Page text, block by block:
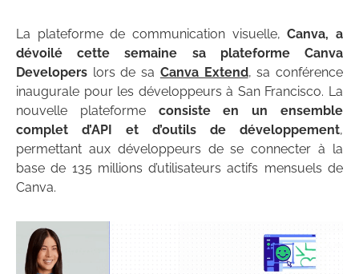
La plateforme de communication visuelle,Canva, a
dévoilé cette semaine sa plateforme Canva
Developers lors de sa Canva Extend, sa conférence
inaugurale pour les développeurs à San Francisco. La
nouvelle plateforme consiste en un ensemble
complet d’API et d’outils de développement,
permettant aux développeurs de se connecter à la
base de 135 millions d’utilisateurs actifs mensuels de
Canva.